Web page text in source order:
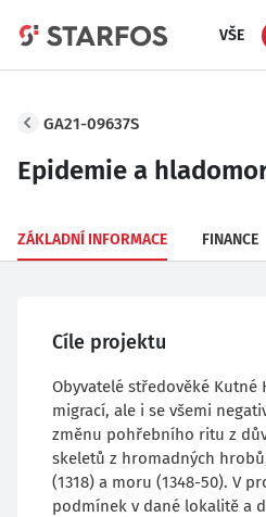
VŠE
GA21-09637S
Epidemie a
ZÁKLADNÍ INFORMACE FINANCE
Cíle projektu
Obyvatelé středověké
migrací, ale i se všemi
změnu pohřebního ritu z
skeletů z hromadných
(1318) a moru (1348-50). V
podmínek v dané lokalitě a